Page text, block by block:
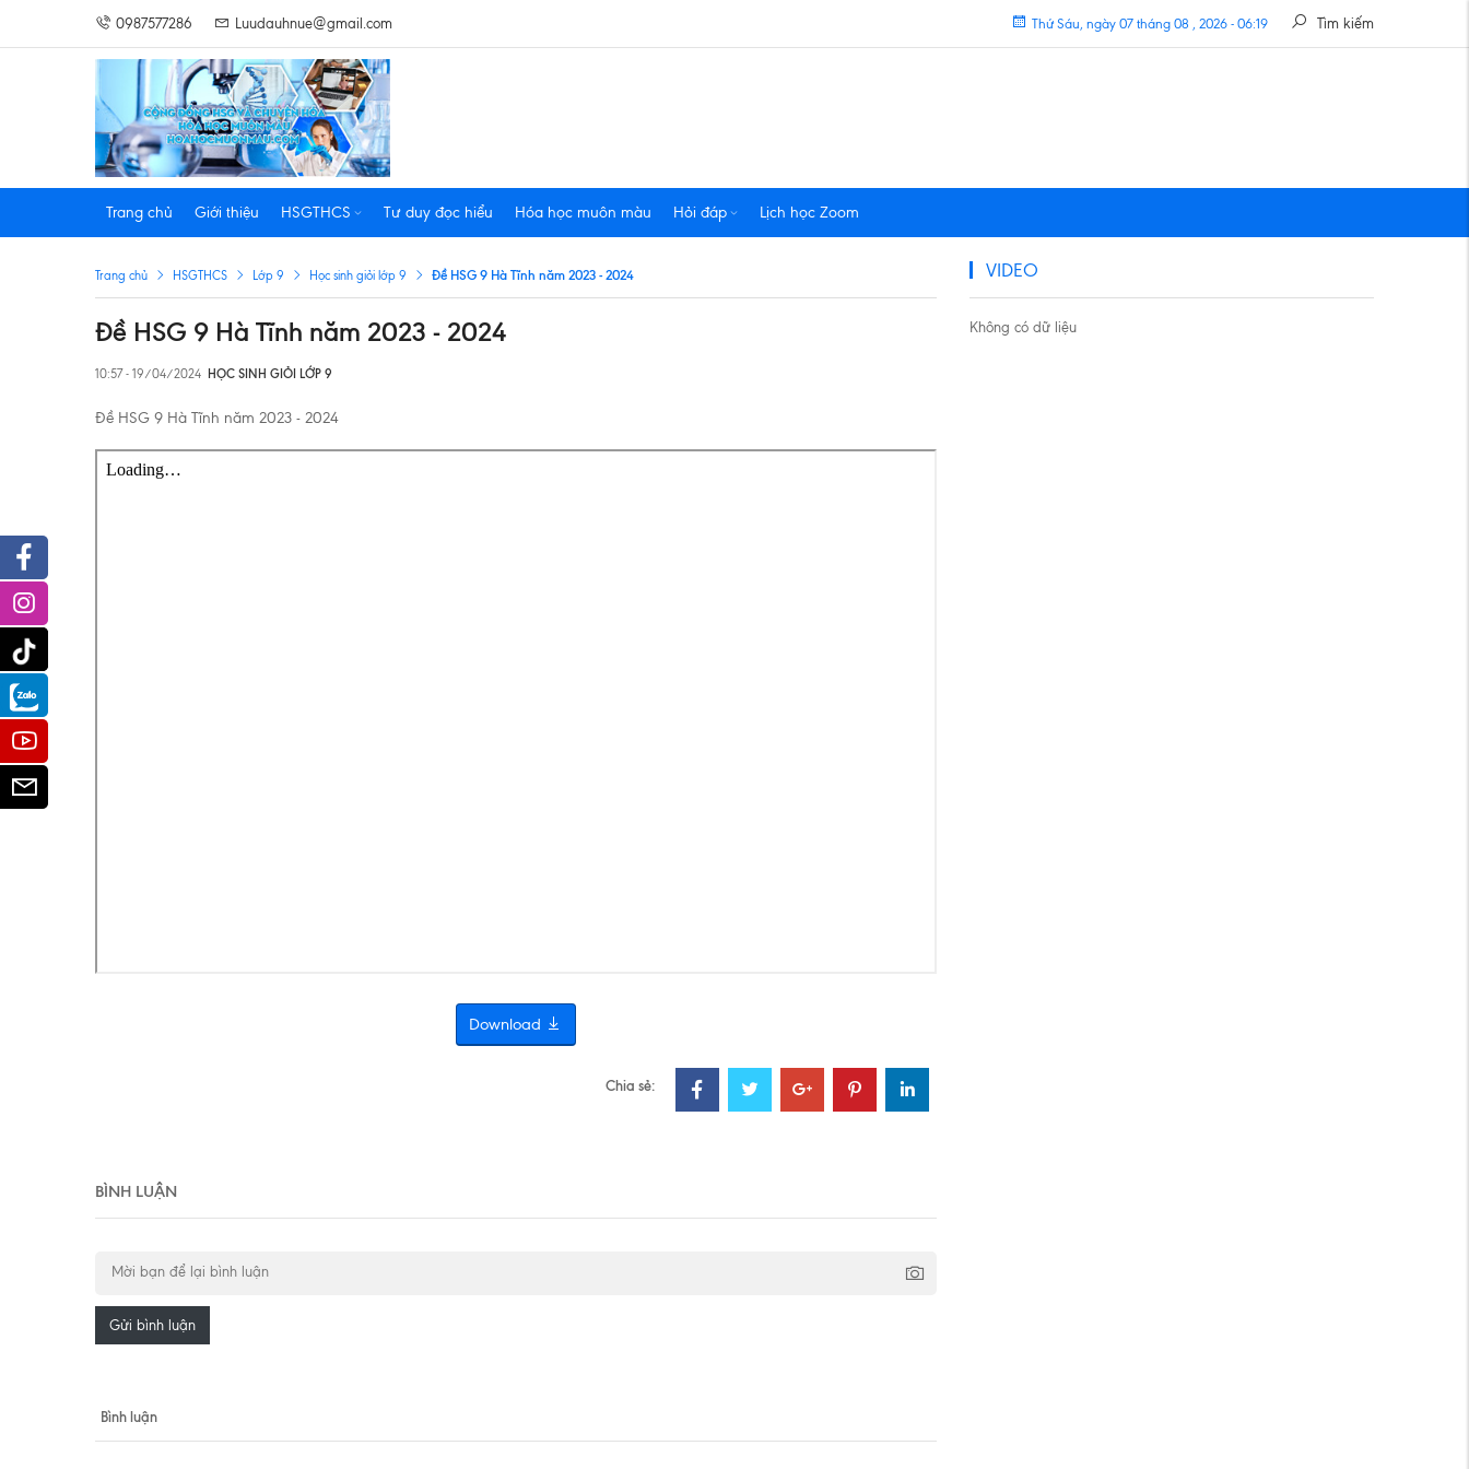
0987577286 Luudauhnue@gmail.com Tìm kiếm
Thứ Sáu, ngày 07 tháng 08 , 2026 - 06:19
Trang chủ Giới thiệu HSGTHCS Tư duy đọc hiểu Hóa học muôn màu Hỏi đáp Lịch học Zoom
Trang chủ HSGTHCS Lớp 9 Học sinh giỏi lớp 9 Đề HSG 9 Hà Tĩnh năm 2023 - 2024
Đề HSG 9 Hà Tĩnh năm 2023 - 2024
10:57 - 19/04/2024 HỌC SINH GIỎI LỚP 9
Đề HSG 9 Hà Tĩnh năm 2023 - 2024
Download
Chia sẻ:
BÌNH LUẬN
Gửi bình luận
Bình luận
VIDEO
Không có dữ liệu